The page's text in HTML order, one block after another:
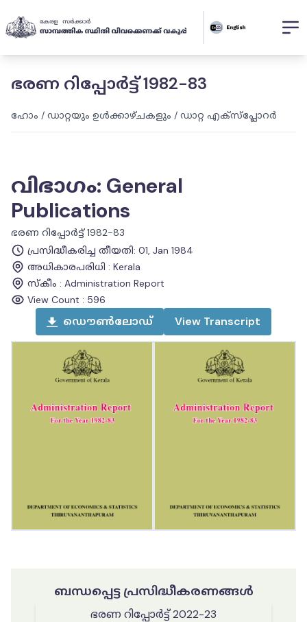
ഭരണ റിപ്പോർട്ട് 1982-83
ഹോം / ഡാറ്റയും ഉൾക്കാഴ്ചകളും / ഡാറ്റ എക്സ്പ്ലോറർ
വിഭാഗം: General
Publications
ഭരണ റിപ്പോർട്ട് 1982-83
പ്രസിദ്ധീകരിച്ച തീയതി: 01, Jan 1984
അധികാരപരിധി : Kerala
സ്കീം : Administration Report
View Count : 596
ഡൌൺലോഡ് View Transcript
ബന്ധപ്പെട്ട പ്രസിദ്ധീകരണങ്ങൾ
ഭരണ റിപ്പോർട്ട് 2022-23